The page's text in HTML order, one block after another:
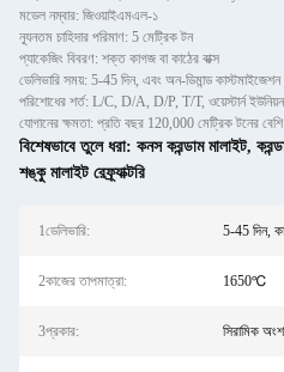
মডেল নম্বার: জিওয়াইএমএল-১
ন্যূনতম চাহিদার পরিমাণ: 5 মেট্রিক টন
প্যাকেজিং বিবরণ: শক্ত কাগজ বা কাঠের বাক্স
ডেলিভারি সময়: 5-45 দিন, এবং অন-ডিমান্ড
পরিশোধের শর্ত: L/C, D/A, D/P, T/T, ওয়েস্টার্ন ইউনিয়ন,
বিশেষভাবে তুলে ধরা: কনস করন্ডাম মালাইট,
শঙ্কু মালাইট রেফ্র্যাক্টরি
1ডেলিভারি: 5-45 দিন,
2কাজের তাপমাত্রা: 1650℃
3প্রকার: সিরামিক অংশ